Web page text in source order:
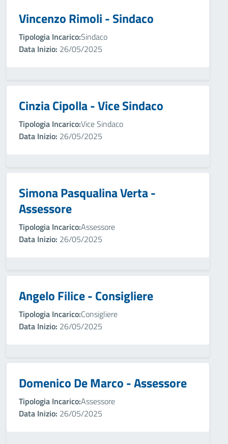
Vincenzo Rimoli - Sindaco
Tipologia Incarico:Sindaco
Data Inizio: 26/05/2025
Cinzia Cipolla - Vice Sindaco
Tipologia Incarico:Vice Sindaco
Data Inizio: 26/05/2025
Simona Pasqualina Verta -
Assessore
Tipologia Incarico:Assessore
Data Inizio: 26/05/2025
Angelo Filice - Consigliere
Tipologia Incarico:Consigliere
Data Inizio: 26/05/2025
Domenico De Marco - Assessore
Tipologia Incarico:Assessore
Data Inizio: 26/05/2025